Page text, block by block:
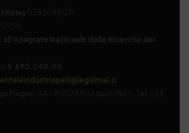
Iva 07936981211
Nazionale delle Ricerche del
9.690.240,00
Flegrei, 34 – 80078 Pozzuoli (NA) – Tel. +39